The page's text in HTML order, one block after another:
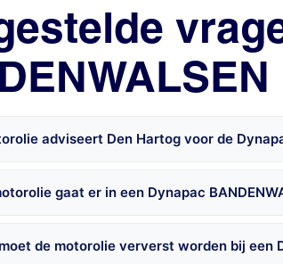
adviseert Den Hartog voor de
gaat er in een Dynapac
de motorolie ververst worden bij een